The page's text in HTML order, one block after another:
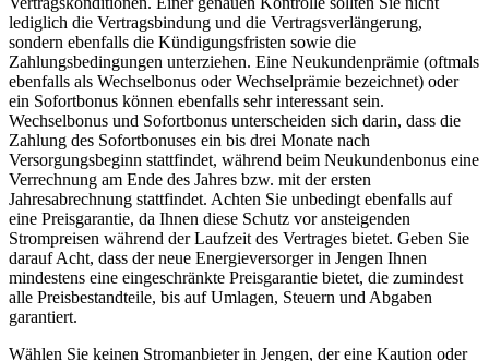
lediglich die Vertragsbindung und die Vertragsverlängerung,
sondern ebenfalls die Kündigungsfristen sowie die
Zahlungsbedingungen unterziehen. Eine Neukundenprämie (oftmals
ebenfalls als Wechselbonus oder Wechselprämie bezeichnet) oder
ein Sofortbonus können ebenfalls sehr interessant sein.
Wechselbonus und Sofortbonus unterscheiden sich darin, dass die
Zahlung des Sofortbonuses ein bis drei Monate nach
Versorgungsbeginn stattfindet, während beim Neukundenbonus eine
Verrechnung am Ende des Jahres bzw. mit der ersten
Jahresabrechnung stattfindet. Achten Sie unbedingt ebenfalls auf
eine Preisgarantie, da Ihnen diese Schutz vor ansteigenden
Strompreisen während der Laufzeit des Vertrages bietet. Geben Sie
darauf Acht, dass der neue Energieversorger in Jengen Ihnen
mindestens eine eingeschränkte Preisgarantie bietet, die zumindest
alle Preisbestandteile, bis auf Umlagen, Steuern und Abgaben
garantiert.
Wählen Sie keinen Stromanbieter in Jengen, der eine Kaution oder